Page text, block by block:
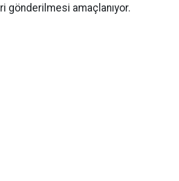
gönderilmesi amaçlanıyor.